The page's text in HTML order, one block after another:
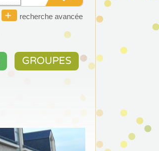
recherche avancée
GROUPES